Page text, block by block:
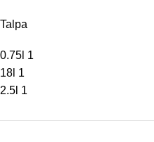
Talpa
0.75l 1
18l 1
2.5l 1